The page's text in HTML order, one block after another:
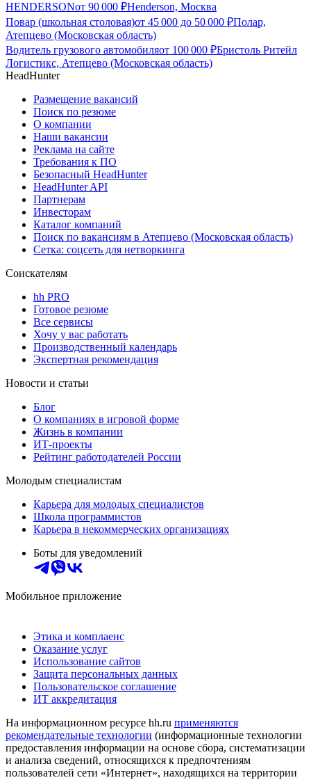
HENDERSONот 90 000 ₽Henderson, Москва
Повар (школьная столовая)от 45 000 до 50 000 ₽Полар,
Атепцево (Московская область)
Водитель грузового автомобиляот 100 000 ₽Бристоль Ритейл
Логистикс, Атепцево (Московская область)
HeadHunter
Размещение вакансий
Поиск по резюме
О компании
Наши вакансии
Реклама на сайте
Требования к ПО
Безопасный HeadHunter
HeadHunter API
Партнерам
Инвесторам
Каталог компаний
Поиск по вакансиям в Атепцево (Московская область)
Сетка: соцсеть для нетворкинга
Соискателям
hh PRO
Готовое резюме
Все сервисы
Хочу у вас работать
Производственный календарь
Экспертная рекомендация
Новости и статьи
Блог
О компаниях в игровой форме
Жизнь в компании
ИТ-проекты
Рейтинг работодателей России
Молодым специалистам
Карьера для молодых специалистов
Школа программистов
Карьера в некоммерческих организациях
Боты для уведомлений
Мобильное приложение
Этика и комплаенс
Оказание услуг
Использование сайтов
Защита персональных данных
Пользовательское соглашение
ИТ аккредитация
На информационном ресурсе hh.ru применяются
рекомендательные технологии (информационные технологии
предоставления информации на основе сбора, систематизации
и анализа сведений, относящихся к предпочтениям
пользователей сети «Интернет», находящихся на территории